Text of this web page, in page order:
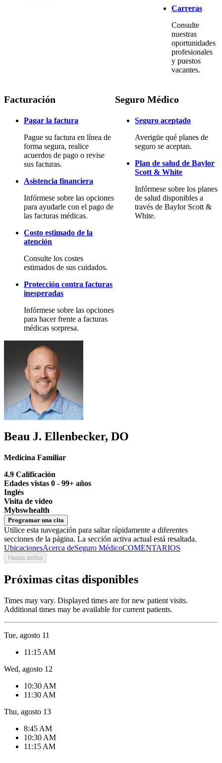
Carreras
Consulte
nuestras
oportunidades
profesionales
y puestos
vacantes.
Facturación
Pagar la factura
Pague su factura en línea de
forma segura, realice
acuerdos de pago o revise
sus facturas.
Asistencia financiera
Infórmese sobre las opciones
para ayudarle con el pago de
las facturas médicas.
Costo estimado de la
atención
Consulte los costes
estimados de sus cuidados.
Protección contra facturas
inesperadas
Infórmese sobre las opciones
para hacer frente a facturas
médicas sorpresa.
Seguro Médico
Seguro aceptado
Averigüe qué planes de
seguro se aceptan.
Plan de salud de Baylor
Scott & White
Infórmese sobre los planes
de salud disponibles a
través de Baylor Scott &
White.
Beau J. Ellenbecker, DO
Medicina Familiar
4.9 Calificación
Edades vistas 0 - 99+ años
Inglés
Visita de video
Mybswhealth
Programar una cita
Utilice esta navegación para saltar rápidamente a diferentes
secciones de la página. La sección activa actual está resaltada.
UbicacionesAcerca deSeguro MédicoCOMENTARIOS
Hasta arriba
Próximas citas disponibles
Times may vary. Displayed times are for new patient visits.
Additional times may be available for current patients.
Tue, agosto 11
11:15 AM
Wed, agosto 12
10:30 AM
11:30 AM
Thu, agosto 13
8:45 AM
10:30 AM
11:15 AM